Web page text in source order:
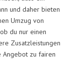
und daher bieten
Umzug von
du nur einen
Zusatzleistungen
Angebot zu fairen